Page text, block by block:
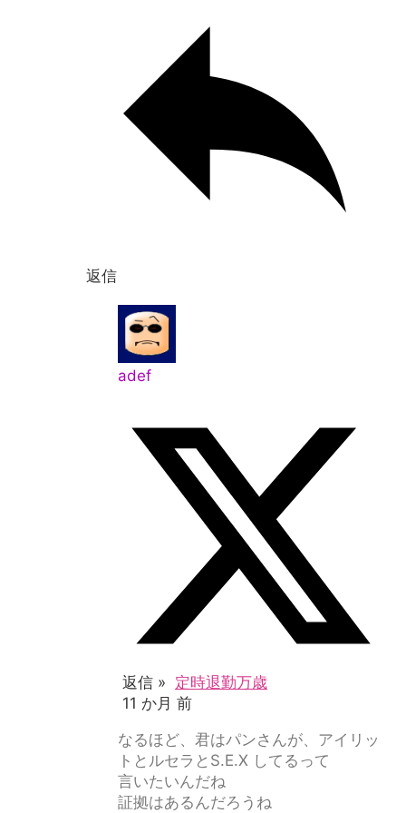
返信
adef
返信 » 定時退勤万歳
11 か月 前
なるほど、君はパンさんが、アイリッ
トとルセラとS.E.X してるって
言いたいんだね
証拠はあるんだろうね